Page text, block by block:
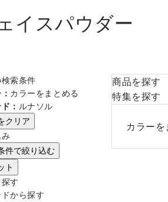
イスパウダー
索条件
カラーをまとめる
： ルナソル
クリア
件で絞り込む
ト
す
から探す
商品を探す
特集を探す
カラー